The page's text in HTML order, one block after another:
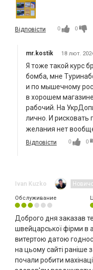
Відповісти 0 0
mr.kostik 18 лют.
Я тоже такой курс
бомба, мне
и по мышечному
в хорошем
рабочий. На
лично. И рисковать
желания нет
Відповісти 0 0
Ivan Kuzko
Обслуживание
Доброго дня заказав
швейцарської фірми в
витертою датою
на цьому сайті раніше
почали робити